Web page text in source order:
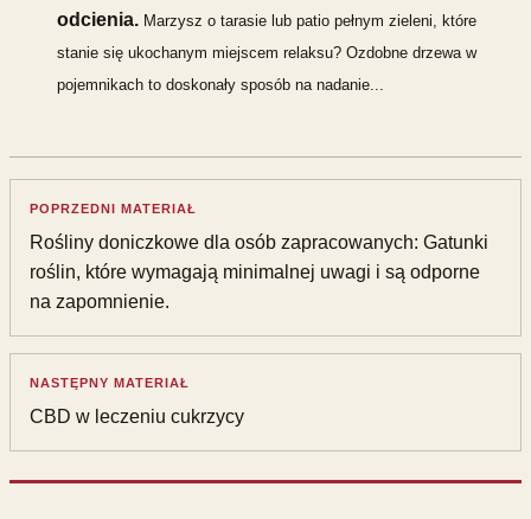
odcienia. Marzysz o tarasie lub patio pełnym zieleni, które
stanie się ukochanym miejscem relaksu? Ozdobne drzewa w
pojemnikach to doskonały sposób na nadanie...
POPRZEDNI MATERIAŁ
Rośliny doniczkowe dla osób zapracowanych: Gatunki
roślin, które wymagają minimalnej uwagi i są odporne
na zapomnienie.
NASTĘPNY MATERIAŁ
CBD w leczeniu cukrzycy